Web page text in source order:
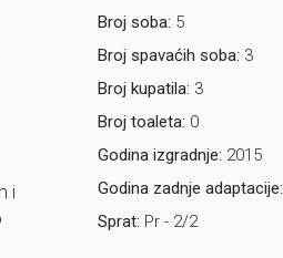
i
Broj soba: 5
Broj spavaćih soba: 3
Broj kupatila: 3
Broj toaleta: 0
Godina izgradnje: 2015
Godina zadnje adaptacije:
Sprat: Pr - 2/2